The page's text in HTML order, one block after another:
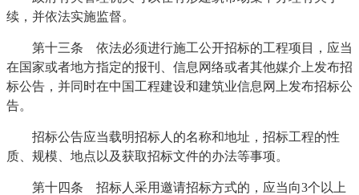
续，并依法实施监督。
第十三条 依法必须进行施工公开招标的工程项目，应当
在国家或者地方指定的报刊、信息网络或者其他媒介上发布招
标公告，并同时在中国工程建设和建筑业信息网上发布招标公
告。
招标公告应当载明招标人的名称和地址，招标工程的性
质、规模、地点以及获取招标文件的办法等事项。
第十四条 招标人采用邀请招标方式的，应当向3个以上